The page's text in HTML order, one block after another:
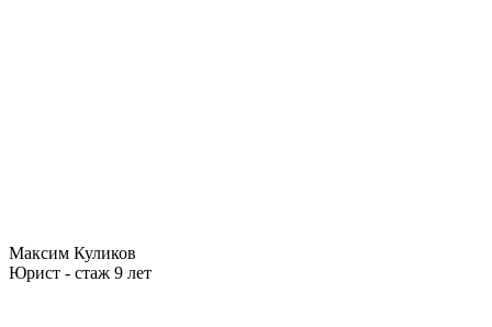
Максим Куликов
Юрист - стаж 9 лет